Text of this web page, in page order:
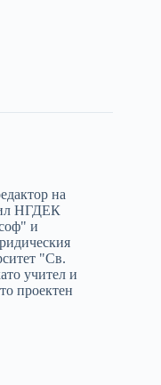
на
НГДЕК
и
"Св.
учител и
проектен